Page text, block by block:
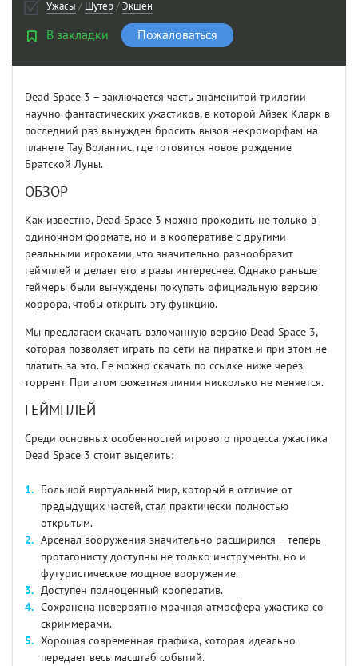
Ужасы / Шутер/Экшен
В закладки Пожаловаться
Dead Space 3 – заключается часть знаменитой трилогии
научно-фантастических ужастиков, в которой Айзек Кларк в
последний раз вынужден бросить вызов некроморфам на
планете Тау Волантис, где готовится новое рождение
Братской Луны.
ОБЗОР
Как известно, Dead Space 3 можно проходить не только в
одиночном формате, но и в кооперативе с другими
реальными игроками, что значительно разнообразит
геймплей и делает его в разы интереснее. Однако раньше
геймеры были вынуждены покупать официальную версию
хоррора, чтобы открыть эту функцию.
Мы предлагаем скачать взломанную версию Dead Space 3,
которая позволяет играть по сети на пиратке и при этом не
платить за это. Ее можно скачать по ссылке ниже через
торрент. При этом сюжетная линия нисколько не меняется.
ГЕЙМПЛЕЙ
Среди основных особенностей игрового процесса ужастика
Dead Space 3 стоит выделить:
Большой виртуальный мир, который в отличие от
предыдущих частей, стал практически полностью
открытым.
Арсенал вооружения значительно расширился – теперь
протагонисту доступны не только инструменты, но и
футуристическое мощное вооружение.
Доступен полноценный кооператив.
Сохранена невероятно мрачная атмосфера ужастика со
скриммерами.
Хорошая современная графика, которая идеально
передает весь масштаб событий.